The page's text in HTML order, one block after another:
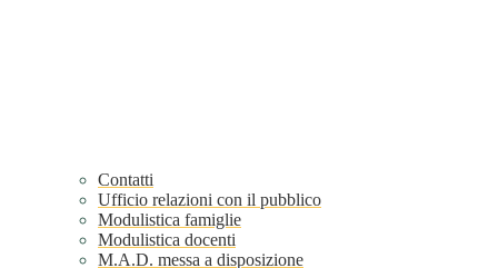
Contatti
Ufficio relazioni con il pubblico
Modulistica famiglie
Modulistica docenti
M.A.D. messa a disposizione